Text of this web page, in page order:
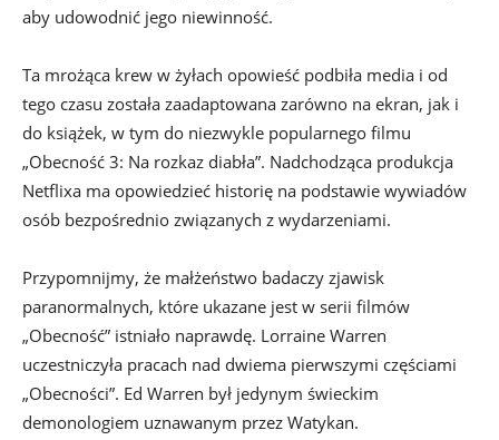
aby udowodnić jego niewinność.
Ta mrożąca krew w żyłach opowieść podbiła media i od
tego czasu została zaadaptowana zarówno na ekran, jak i
do książek, w tym do niezwykle popularnego filmu
„Obecność 3: Na rozkaz diabła”. Nadchodząca produkcja
Netflixa ma opowiedzieć historię na podstawie wywiadów
osób bezpośrednio związanych z wydarzeniami.
Przypomnijmy, że małżeństwo badaczy zjawisk
paranormalnych, które ukazane jest w serii filmów
„Obecność” istniało naprawdę. Lorraine Warren
uczestniczyła pracach nad dwiema pierwszymi częściami
„Obecności”. Ed Warren był jedynym świeckim
demonologiem uznawanym przez Watykan.